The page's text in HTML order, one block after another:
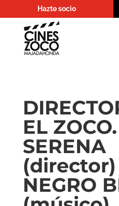
Hazte socio
EL
SERENA
(director)
NEGRO